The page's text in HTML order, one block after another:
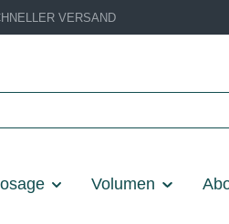
VERSAND
Volumen